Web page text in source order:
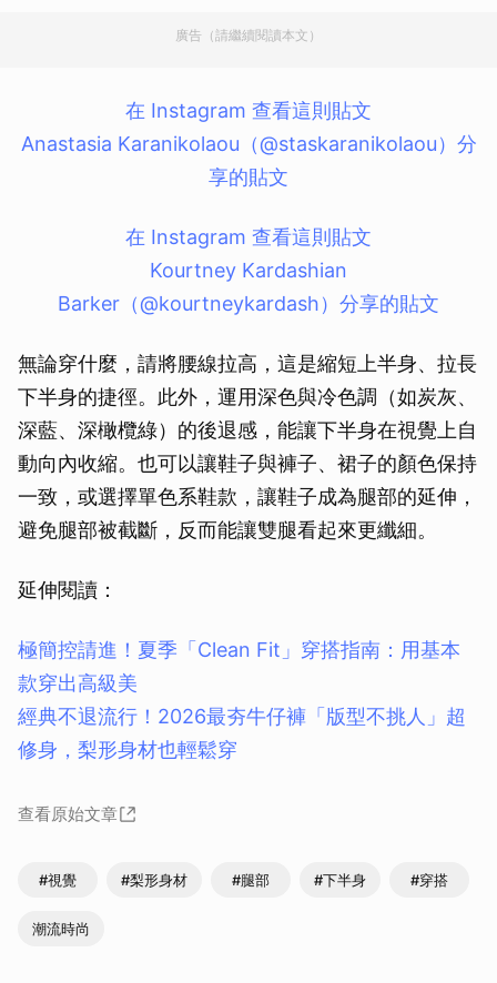
廣告（請繼續閱讀本文）
在 Instagram 查看這則貼文
Anastasia Karanikolaou（@staskaranikolaou）分
享的貼文
在 Instagram 查看這則貼文
Kourtney Kardashian
Barker（@kourtneykardash）分享的貼文
無論穿什麼，請將腰線拉高，這是縮短上半身、拉長
下半身的捷徑。此外，運用深色與冷色調（如炭灰、
深藍、深橄欖綠）的後退感，能讓下半身在視覺上自
動向內收縮。也可以讓鞋子與褲子、裙子的顏色保持
一致，或選擇單色系鞋款，讓鞋子成為腿部的延伸，
避免腿部被截斷，反而能讓雙腿看起來更纖細。
延伸閱讀：
極簡控請進！夏季「Clean Fit」穿搭指南：用基本
款穿出高級美
經典不退流行！2026最夯牛仔褲「版型不挑人」超
修身，梨形身材也輕鬆穿
查看原始文章
#視覺 #梨形身材 #腿部 #下半身 #穿搭
潮流時尚